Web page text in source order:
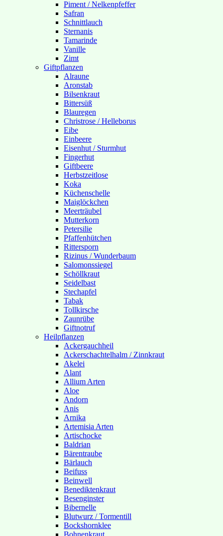
Piment / Nelkenpfeffer
Safran
Schnittlauch
Sternanis
Tamarinde
Vanille
Zimt
Giftpflanzen
Alraune
Aronstab
Bilsenkraut
Bittersüß
Blauregen
Christrose / Helleborus
Eibe
Einbeere
Eisenhut / Sturmhut
Fingerhut
Giftbeere
Herbstzeitlose
Koka
Küchenschelle
Maiglöckchen
Meerträubel
Mutterkorn
Petersilie
Pfaffenhütchen
Rittersporn
Rizinus / Wunderbaum
Salomonssiegel
Schöllkraut
Seidelbast
Stechapfel
Tabak
Tollkirsche
Zaunrübe
Giftnotruf
Heilpflanzen
Ackergauchheil
Ackerschachtelhalm / Zinnkraut
Akelei
Alant
Allium Arten
Aloe
Andorn
Anis
Arnika
Artemisia Arten
Artischocke
Baldrian
Bärentraube
Bärlauch
Beifuss
Beinwell
Benediktenkraut
Besenginster
Bibernelle
Blutwurz / Tormentill
Bockshornklee
Bohnenkraut